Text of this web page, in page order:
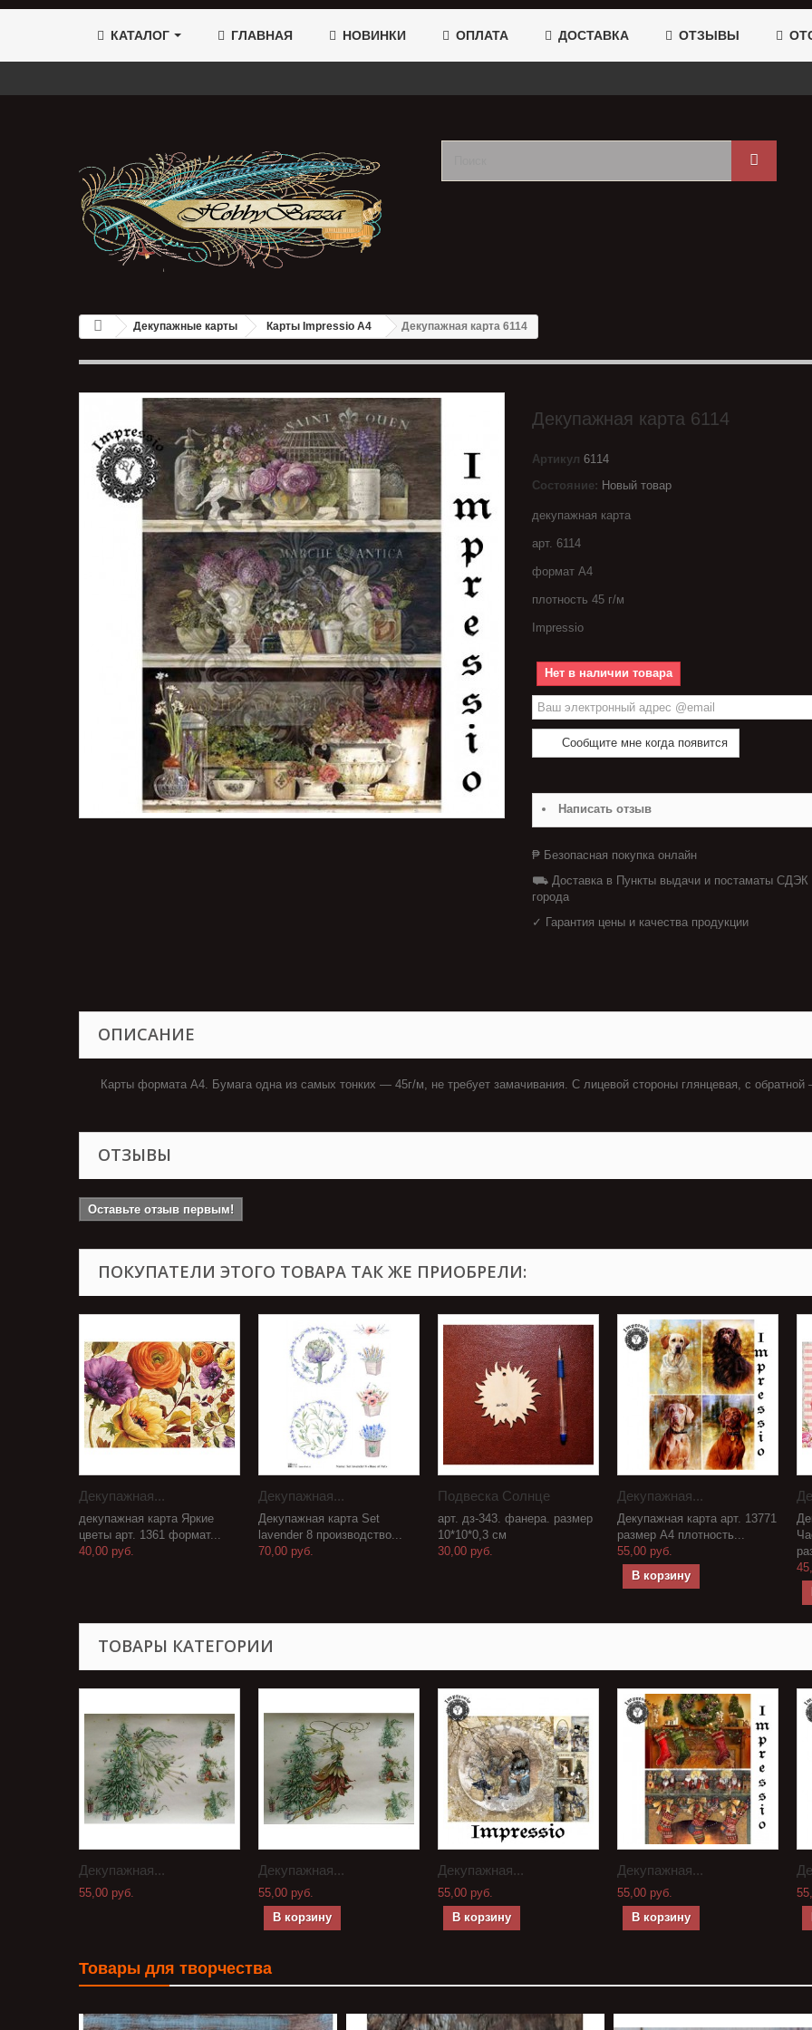
КАТАЛОГ ГЛАВНАЯ НОВИНКИ ОПЛАТА ДОСТАВКА ОТЗЫВЫ
Декупажные карты Карты Impressio A4 Декупажная карта 6114
Декупажная карта 6114
Артикул 6114
Состояние: Новый товар
декупажная карта
арт. 6114
формат А4
плотность 45 г/м
Impressio
Нет в наличии товара
Сообщите мне когда появится
Написать отзыв
₱ Безопасная покупка онлайн
⛟ Доставка в Пункты выдачи и постаматы СДЭК
города
✓ Гарантия цены и качества продукции
ОПИСАНИЕ
Карты формата А4. Бумага одна из самых тонких — 45г/м, не требует замачивания. С лицевой стороны глянцевая, с
ОТЗЫВЫ
Оставьте отзыв первым!
ПОКУПАТЕЛИ ЭТОГО ТОВАРА ТАК ЖЕ ПРИОБРЕЛИ:
Декупажная...
декупажная карта Яркие
цветы арт. 1361 формат...
40,00 руб.
Декупажная...
Декупажная карта Set
lavender 8 производство...
70,00 руб.
Подвеска Солнце
арт. дз-343. фанера. размер
10*10*0,3 см
30,00 руб.
Декупажная...
Декупажная карта арт. 13771
размер А4 плотность...
55,00 руб.
В корзину
ТОВАРЫ КАТЕГОРИИ
Декупажная...
55,00 руб.
Декупажная...
55,00 руб.
В корзину
Декупажная...
55,00 руб.
В корзину
Декупажная...
55,00 руб.
В корзину
Товары для творчества